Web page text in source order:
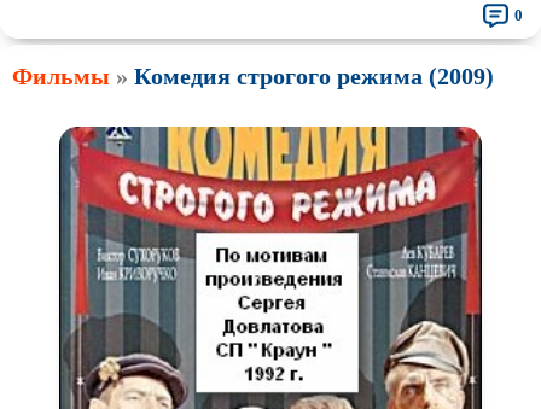
0
Фильмы » Комедия строгого режима (2009)